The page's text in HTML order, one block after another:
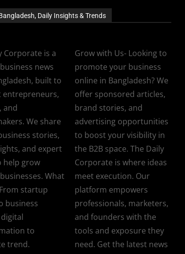
Daily Insights & Trends
Corporate is a
news
built to
entrepreneurs,
and
We share
stories,
and expert
help grow
What
startup
business
to
trend.
Grow with Us- Looking to
promote your business
online in Bangladesh? We
offer sponsored articles,
brand stories, and
advertising opportunities
to boost your visibility in
the B2B space. The Daily
Corporate is where ideas
meet execution. Our
platform empowers
professionals, marketers,
and founders with the
tools and exposure they
need. Get the latest news